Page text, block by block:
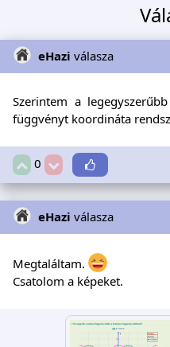
eHazi válasza
Szerintem a
függvényt koordináta
0
eHazi válasza
Megtaláltam.
Csatolom a képeket.